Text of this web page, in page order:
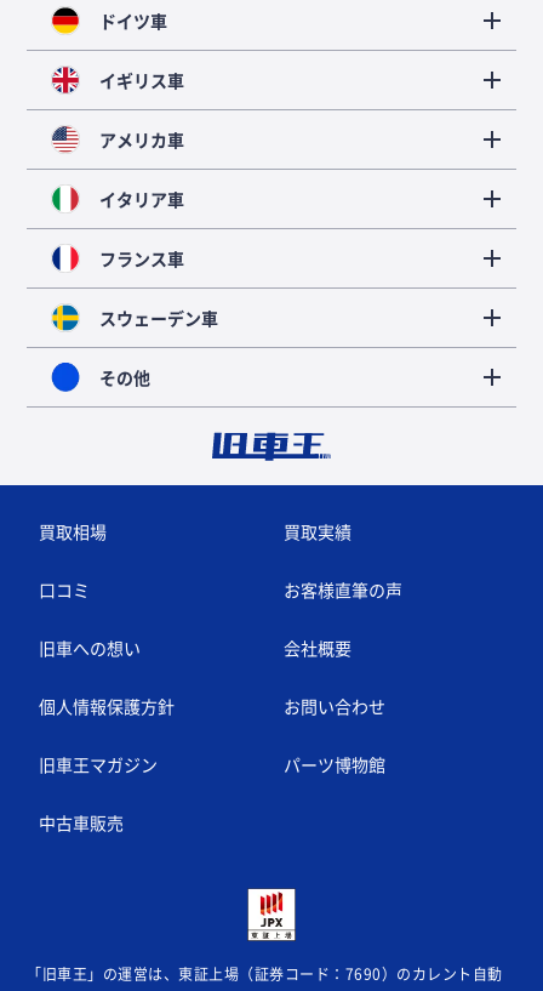
ドイツ車
イギリス車
アメリカ車
イタリア車
フランス車
スウェーデン車
その他
買取相場 買取実績
口コミ お客様直筆の声
旧車への想い 会社概要
個人情報保護方針 お問い合わせ
旧車王マガジン パーツ博物館
中古車販売
「旧車王」の運営は、東証上場（証券コード：7690）のカレント自動